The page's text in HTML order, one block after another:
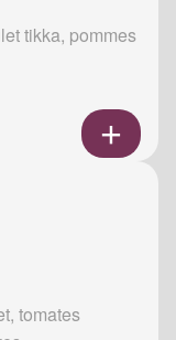
tikka, pommes
tomates